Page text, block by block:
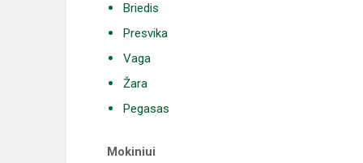
Briedis
Presvika
Vaga
Žara
Pegasas
Mokiniui